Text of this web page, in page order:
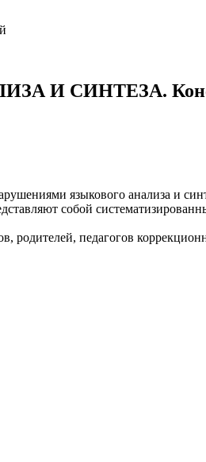
СИНТЕЗА.
языкового анализа и
собой
родителей, педагогов